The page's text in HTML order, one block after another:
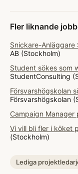
Fler liknande jobb
Snickare-Anläggare
AB (Stockholm)
Student sökes som
StudentConsulting
Försvarshögskolan
Försvarshögskolan
Campaign Manager
Vi vill bli fler i köket
(Stockholm)
Lediga